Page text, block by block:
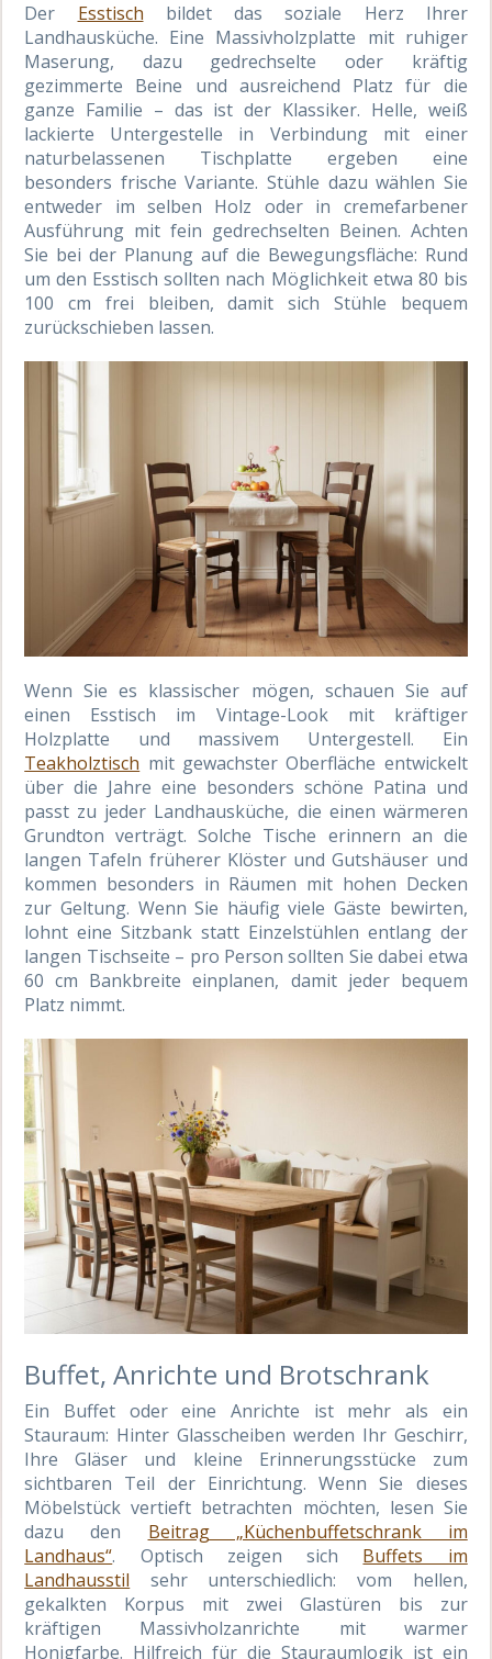
Der Esstisch bildet das soziale Herz Ihrer
Landhausküche. Eine Massivholzplatte mit ruhiger
Maserung, dazu gedrechselte oder kräftig
gezimmerte Beine und ausreichend Platz für die
ganze Familie – das ist der Klassiker. Helle, weiß
lackierte Untergestelle in Verbindung mit einer
naturbelassenen Tischplatte ergeben eine
besonders frische Variante. Stühle dazu wählen Sie
entweder im selben Holz oder in cremefarbener
Ausführung mit fein gedrechselten Beinen. Achten
Sie bei der Planung auf die Bewegungsfläche: Rund
um den Esstisch sollten nach Möglichkeit etwa 80 bis
100 cm frei bleiben, damit sich Stühle bequem
zurückschieben lassen.
Wenn Sie es klassischer mögen, schauen Sie auf
einen Esstisch im Vintage-Look mit kräftiger
Holzplatte und massivem Untergestell. Ein
Teakholztisch mit gewachster Oberfläche entwickelt
über die Jahre eine besonders schöne Patina und
passt zu jeder Landhausküche, die einen wärmeren
Grundton verträgt. Solche Tische erinnern an die
langen Tafeln früherer Klöster und Gutshäuser und
kommen besonders in Räumen mit hohen Decken
zur Geltung. Wenn Sie häufig viele Gäste bewirten,
lohnt eine Sitzbank statt Einzelstühlen entlang der
langen Tischseite – pro Person sollten Sie dabei etwa
60 cm Bankbreite einplanen, damit jeder bequem
Platz nimmt.
Buffet, Anrichte und Brotschrank
Ein Buffet oder eine Anrichte ist mehr als ein
Stauraum: Hinter Glasscheiben werden Ihr Geschirr,
Ihre Gläser und kleine Erinnerungsstücke zum
sichtbaren Teil der Einrichtung. Wenn Sie dieses
Möbelstück vertieft betrachten möchten, lesen Sie
dazu den Beitrag „Küchenbuffetschrank im
Landhaus“. Optisch zeigen sich Buffets im
Landhausstil sehr unterschiedlich: vom hellen,
gekalkten Korpus mit zwei Glastüren bis zur
kräftigen Massivholzanrichte mit warmer
Honigfarbe. Hilfreich für die Stauraumlogik ist ein